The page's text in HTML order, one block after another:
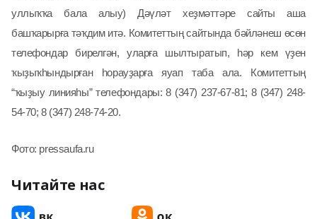
уллыҡҡа бала алыу) Дәүләт хеҙмәттәре сайты аша
башҡарырға тәҡдим итә. Комитеттың сайтында бәйләнеш өсөн
телефондар бирелгән, уларға шылтыратып, һәр кем үҙен
ҡыҙыҡһындырған һорауҙарға яуап таба ала. Комитеттың
“ҡыҙыу линияһы” телефондары: 8 (347) 237-67-81; 8 (347) 248-
54-70; 8 (347) 248-74-20.
Фото: pressaufa.ru
Читайте нас